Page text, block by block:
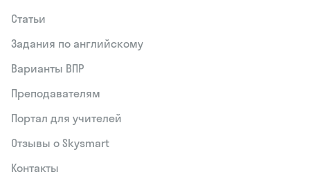
Статьи
Задания по английскому
Варианты ВПР
Преподавателям
Портал для учителей
Отзывы о Skysmart
Контакты